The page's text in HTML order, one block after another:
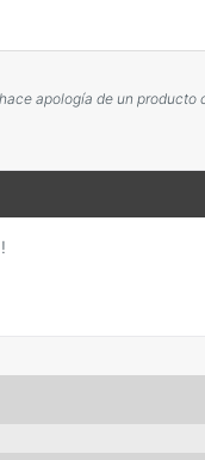
apología de un producto